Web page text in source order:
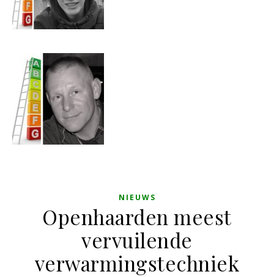
NIEUWS
Openhaarden meest
vervuilende
verwarmingstechniek